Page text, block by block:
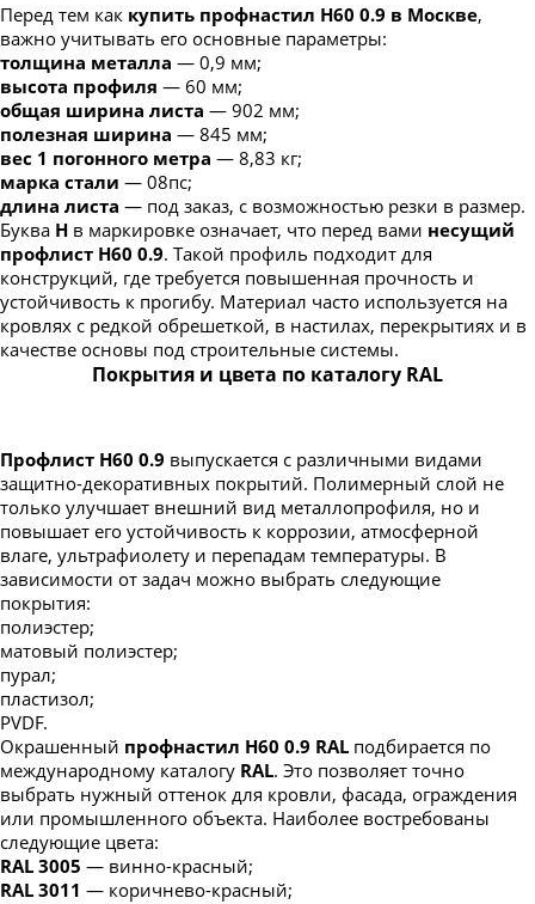
Перед тем как купить профнастил Н60 0.9 в Москве,
важно учитывать его основные параметры:
толщина металла — 0,9 мм;
высота профиля — 60 мм;
общая ширина листа — 902 мм;
полезная ширина — 845 мм;
вес 1 погонного метра — 8,83 кг;
марка стали — 08пс;
длина листа — под заказ, с возможностью резки в размер.
Буква Н в маркировке означает, что перед вами несущий
профлист Н60 0.9. Такой профиль подходит для
конструкций, где требуется повышенная прочность и
устойчивость к прогибу. Материал часто используется на
кровлях с редкой обрешеткой, в настилах, перекрытиях и в
качестве основы под строительные системы.
Покрытия и цвета по каталогу RAL
Профлист Н60 0.9 выпускается с различными видами
защитно-декоративных покрытий. Полимерный слой не
только улучшает внешний вид металлопрофиля, но и
повышает его устойчивость к коррозии, атмосферной
влаге, ультрафиолету и перепадам температуры. В
зависимости от задач можно выбрать следующие
покрытия:
полиэстер;
матовый полиэстер;
пурал;
пластизол;
PVDF.
Окрашенный профнастил Н60 0.9 RAL подбирается по
международному каталогу RAL. Это позволяет точно
выбрать нужный оттенок для кровли, фасада, ограждения
или промышленного объекта. Наиболее востребованы
следующие цвета:
RAL 3005 — винно-красный;
RAL 3011 — коричнево-красный;